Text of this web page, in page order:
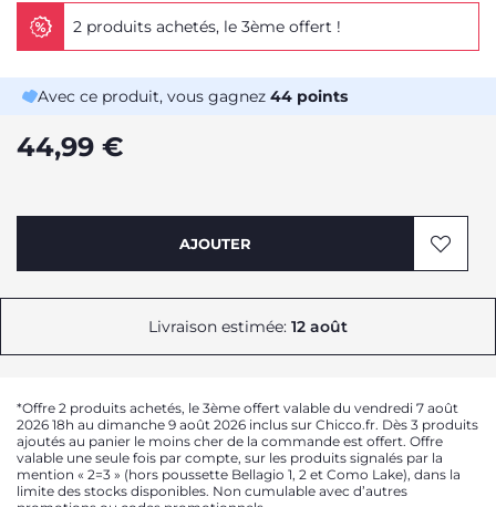
2 produits achetés, le 3ème offert !
Avec ce produit, vous gagnez 44 points
44,99 €
AJOUTER
Livraison estimée: 12 août
*Offre 2 produits achetés, le 3ème offert valable du vendredi 7 août
2026 18h au dimanche 9 août 2026 inclus sur Chicco.fr. Dès 3 produits
ajoutés au panier le moins cher de la commande est offert. Offre
valable une seule fois par compte, sur les produits signalés par la
mention « 2=3 » (hors poussette Bellagio 1, 2 et Como Lake), dans la
limite des stocks disponibles. Non cumulable avec d’autres